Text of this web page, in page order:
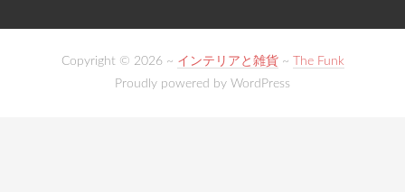
Copyright © 2026 ~ インテリアと雑貨~
The Funk
Proudly powered by WordPress